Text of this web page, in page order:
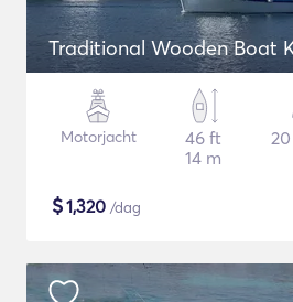
Traditional Wooden Boat
Motorjacht
46 ft
14 m
$1,320 /dag